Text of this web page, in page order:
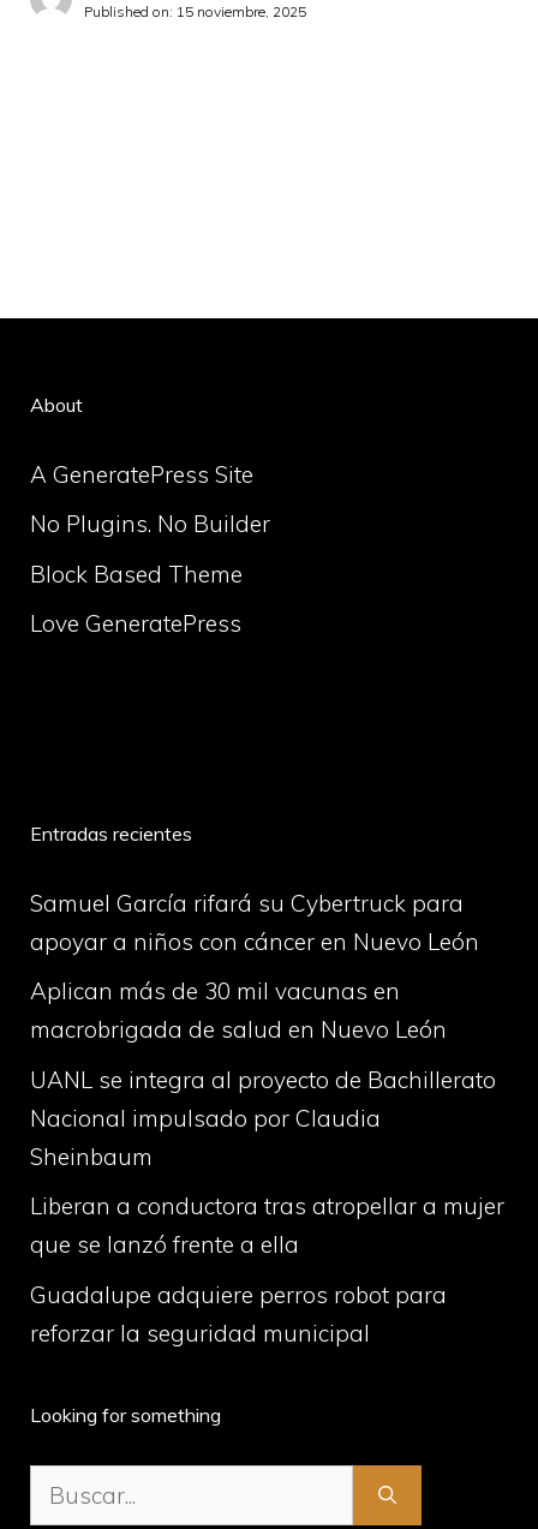
Published on: 15 noviembre, 2025
About
A GeneratePress Site
No Plugins. No Builder
Block Based Theme
Love GeneratePress
Entradas recientes
Samuel García rifará su Cybertruck para
apoyar a niños con cáncer en Nuevo León
Aplican más de 30 mil vacunas en
macrobrigada de salud en Nuevo León
UANL se integra al proyecto de Bachillerato
Nacional impulsado por Claudia
Sheinbaum
Liberan a conductora tras atropellar a mujer
que se lanzó frente a ella
Guadalupe adquiere perros robot para
reforzar la seguridad municipal
Looking for something
Buscar: